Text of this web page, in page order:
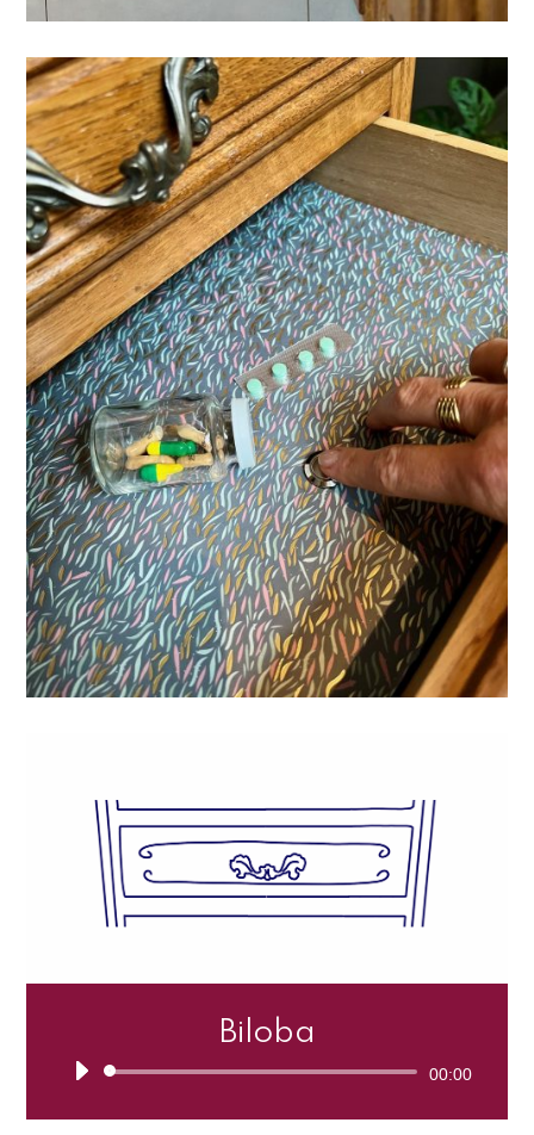
Biloba
Lecteur
00:00